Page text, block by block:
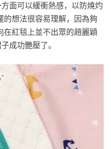
面可以緩衝熱感，以防燒灼
想法很容易理解，因為夠
紅毯上並不出眾的趙麗穎
成功艷壓了。